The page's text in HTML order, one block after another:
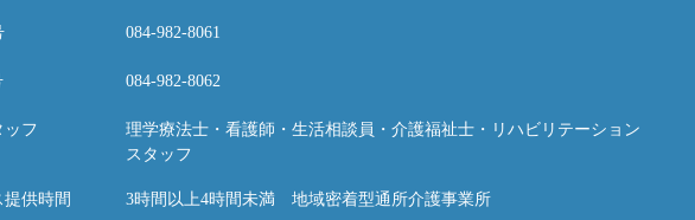
084-982-8061
084-982-8062
ッフ
理学療法士・看護師・生活相談員・介護福祉士・リハビリテーション
スタッフ
供時間 3時間以上4時間未満 地域密着型通所介護事業所